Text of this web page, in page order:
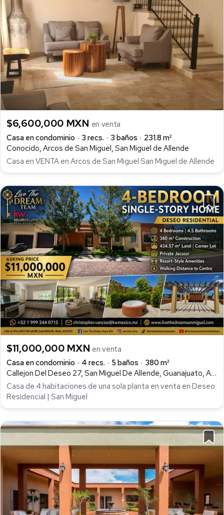
$6,600,000 MXN en venta
Casa en condominio
3 recs. 3 baños
231.8 m²
Conocido, Arcos de San Miguel, San Miguel de Allende
Casa en VENTA en Arcos de San Miguel San Miguel de Allende
$11,000,000 MXN en venta
Casa en condominio
4 recs. 5 baños
380 m²
Callejon Del Deseo 27, San Miguel De Allende, Guanajuato, Arcos de San Miguel, San Miguel de Allende
Casa de 4 habitaciones de una sola planta en venta en Deseo
Residencial | San Miguel